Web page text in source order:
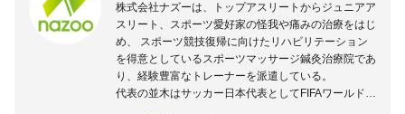
株式会社ナズーは、トップアスリートからジュニアア
スリート、スポーツ愛好家の怪我や痛みの治療をはじ
め、 スポーツ競技復帰に向けたリハビリテーション
を得意としているスポーツマッサージ鍼灸治療院であ
り、経験豊富なトレーナーを派遣している。
代表の並木はサッカー日本代表としてFIFAワールドカ